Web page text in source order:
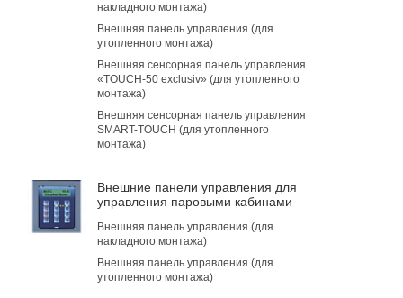
накладного монтажа)
Внешняя панель управления (для
утопленного монтажа)
Внешняя сенсорная панель управления
«TOUCH-50 exclusiv» (для утопленного
монтажа)
Внешняя сенсорная панель управления
SMART-TOUCH (для утопленного
монтажа)
Внешние панели управления для
управления паровыми кабинами
Внешняя панель управления (для
накладного монтажа)
Внешняя панель управления (для
утопленного монтажа)